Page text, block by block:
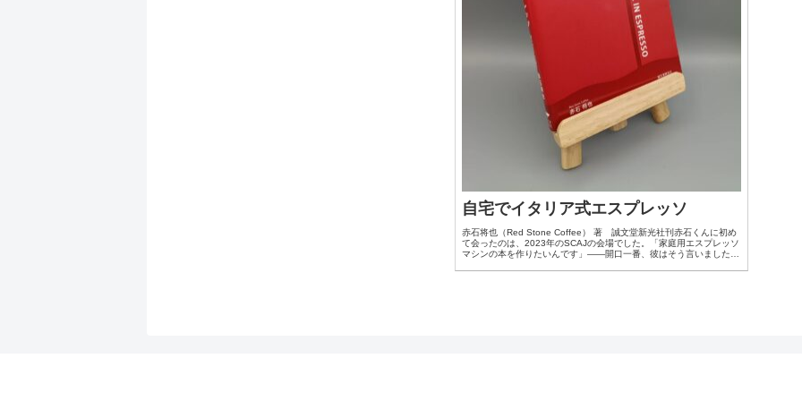
自宅でイタリア式エスプレッソ
赤石将也（Red Stone Coffee） 著 誠文堂新光社刊赤石くんに初め
て会ったのは、2023年のSCAJの会場でした。「家庭用エスプレッソ
マシンの本を作りたいんです」――開口一番、彼はそう言いました。